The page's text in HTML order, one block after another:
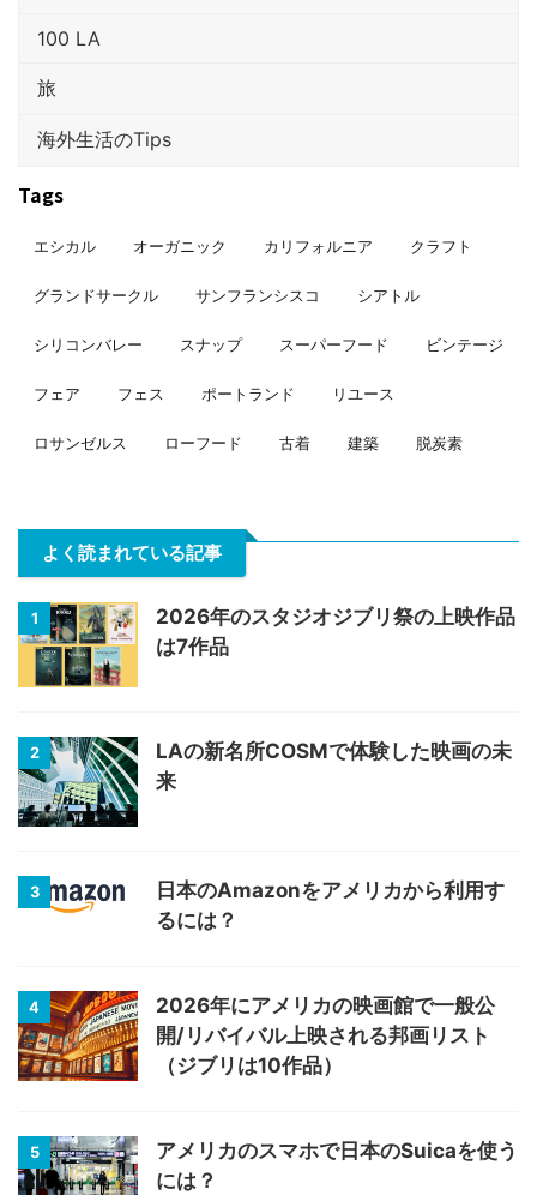
100 LA
旅
海外生活のTips
Tags
エシカル オーガニック カリフォルニア クラフト
グランドサークル サンフランシスコ シアトル
シリコンバレー スナップ スーパーフード ビンテージ
フェア フェス ポートランド リユース
ロサンゼルス ローフード 古着 建築 脱炭素
よく読まれている記事
1
2026年のスタジオジブリ祭の上映作品
は7作品
2
LAの新名所COSMで体験した映画の未
来
3
日本のAmazonをアメリカから利用す
るには？
4
2026年にアメリカの映画館で一般公
開/リバイバル上映される邦画リスト
（ジブリは10作品）
5
アメリカのスマホで日本のSuicaを使う
には？